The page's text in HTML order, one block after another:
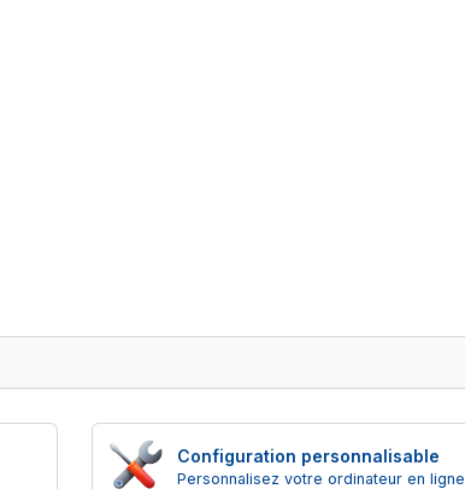
Configuration personnalisable
Personnalisez votre ordinateur en ligne